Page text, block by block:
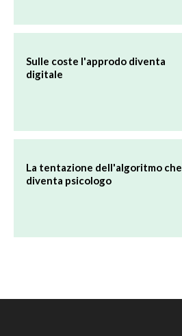
Sulle coste l'approdo diventa
digitale
La tentazione dell'algoritmo che
diventa psicologo